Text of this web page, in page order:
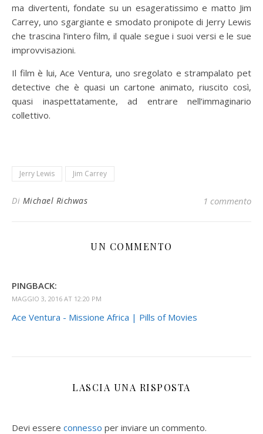
ma divertenti, fondate su un esageratissimo e matto Jim
Carrey, uno sgargiante e smodato pronipote di Jerry Lewis
che trascina l’intero film, il quale segue i suoi versi e le sue
improvvisazioni.
Il film è lui, Ace Ventura, uno sregolato e strampalato pet
detective che è quasi un cartone animato, riuscito così,
quasi inaspettatamente, ad entrare nell’immaginario
collettivo.
Jerry Lewis Jim Carrey
Di Michael Richwas 1 commento
UN COMMENTO
PINGBACK:
MAGGIO 3, 2016 AT 12:20 PM
Ace Ventura - Missione Africa | Pills of Movies
LASCIA UNA RISPOSTA
Devi essere connesso per inviare un commento.